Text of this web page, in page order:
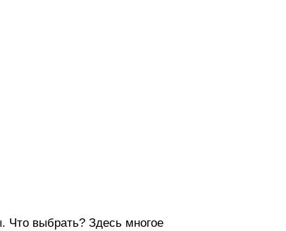
Что выбрать? Здесь многое